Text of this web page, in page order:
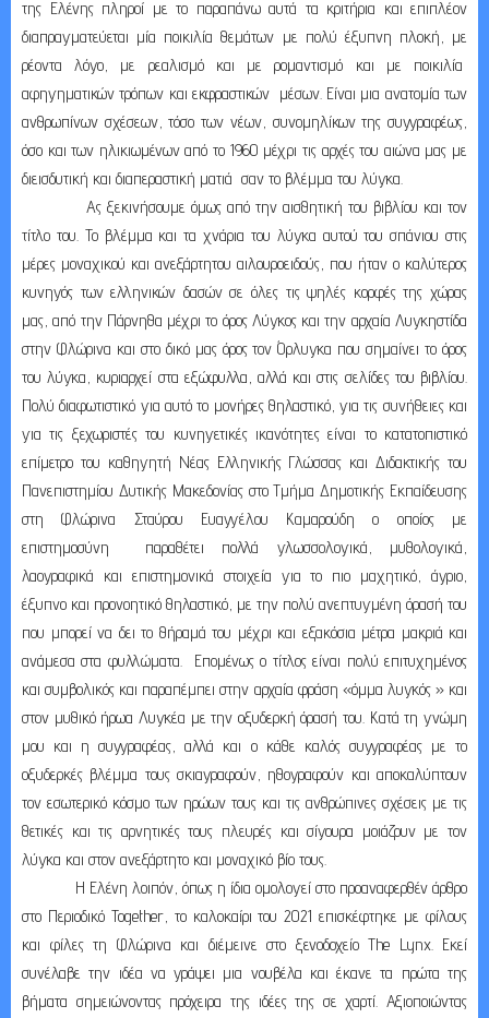
της Ελένης πληροί με το παραπάνω αυτά τα κριτήρια και επιπλέον
διαπραγματεύεται μία ποικιλία θεμάτων με πολύ έξυπνη πλοκή, με
ρέοντα λόγο, με ρεαλισμό και με ρομαντισμό και με ποικιλία
αφηγηματικών τρόπων και εκφραστικών μέσων. Είναι μια ανατομία των
ανθρωπίνων σχέσεων, τόσο των νέων, συνομηλίκων της συγγραφέως,
όσο και των ηλικιωμένων από το 1960 μέχρι τις αρχές του αιώνα μας με
διεισδυτική και διαπεραστική ματιά σαν το βλέμμα του λύγκα.
Ας ξεκινήσουμε όμως από την αισθητική του βιβλίου και τον
τίτλο του. Το βλέμμα και τα χνάρια του λύγκα αυτού του σπάνιου στις
μέρες μοναχικού και ανεξάρτητου αιλουροειδούς, που ήταν ο καλύτερος
κυνηγός των ελληνικών δασών σε όλες τις ψηλές κορφές της χώρας
μας, από την Πάρνηθα μέχρι το όρος Λύγκος και την αρχαία Λυγκηστίδα
στην Φλώρινα και στο δικό μας όρος τον Όρλυγκα που σημαίνει το όρος
του λύγκα, κυριαρχεί στα εξώφυλλα, αλλά και στις σελίδες του βιβλίου.
Πολύ διαφωτιστικό για αυτό το μονήρες θηλαστικό, για τις συνήθειες και
για τις ξεχωριστές του κυνηγετικές ικανότητες είναι το κατατοπιστικό
επίμετρο του καθηγητή Νέας Ελληνικής Γλώσσας και Διδακτικής του
Πανεπιστημίου Δυτικής Μακεδονίας στο Τμήμα Δημοτικής Εκπαίδευσης
στη Φλώρινα Σταύρου Ευαγγέλου Καμαρούδη ο οποίος με
επιστημοσύνη παραθέτει πολλά γλωσσολογικά, μυθολογικά,
λαογραφικά και επιστημονικά στοιχεία για το πιο μαχητικό, άγριο,
έξυπνο και προνοητικό θηλαστικό, με την πολύ ανεπτυγμένη όρασή του
που μπορεί να δει το θήραμά του μέχρι και εξακόσια μέτρα μακριά και
ανάμεσα στα φυλλώματα. Επομένως ο τίτλος είναι πολύ επιτυχημένος
και συμβολικός και παραπέμπει στην αρχαία φράση «όμμα λυγκός » και
στον μυθικό ήρωα Λυγκέα με την οξυδερκή όρασή του. Κατά τη γνώμη
μου και η συγγραφέας, αλλά και ο κάθε καλός συγγραφέας με το
οξυδερκές βλέμμα τους σκιαγραφούν, ηθογραφούν και αποκαλύπτουν
τον εσωτερικό κόσμο των ηρώων τους και τις ανθρώπινες σχέσεις με τις
θετικές και τις αρνητικές τους πλευρές και σίγουρα μοιάζουν με τον
λύγκα και στον ανεξάρτητο και μοναχικό βίο τους.
Η Ελένη λοιπόν, όπως η ίδια ομολογεί στο προαναφερθέν άρθρο
στο Περιοδικό Together, το καλοκαίρι του 2021 επισκέφτηκε με φίλους
και φίλες τη Φλώρινα και διέμεινε στο ξενοδοχείο The Lynx. Εκεί
συνέλαβε την ιδέα να γράψει μια νουβέλα και έκανε τα πρώτα της
βήματα σημειώνοντας πρόχειρα της ιδέες της σε χαρτί. Αξιοποιώντας